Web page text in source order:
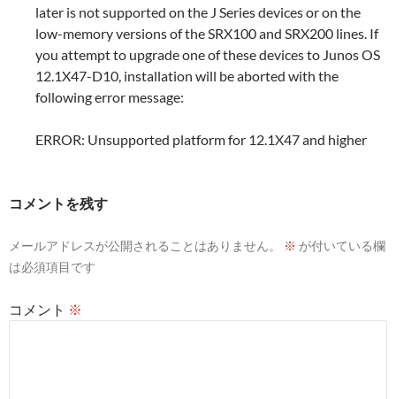
later is not supported on the J Series devices or on the
low-memory versions of the SRX100 and SRX200 lines. If
you attempt to upgrade one of these devices to Junos OS
12.1X47-D10, installation will be aborted with the
following error message:
ERROR: Unsupported platformfor 12.1X47 and higher
コメントを残す
メールアドレスが公開されることはありません。 ※ が付いている欄
は必須項目です
コメント ※